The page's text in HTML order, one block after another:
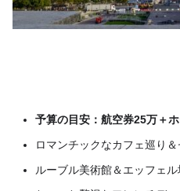
予算の目安：航空券25万＋
ロマンチックなカフェ巡り
ルーブル美術館＆エッフェ